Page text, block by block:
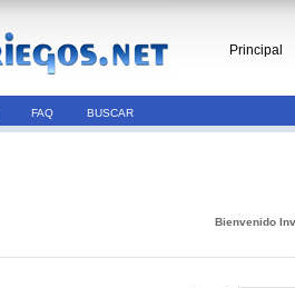
Principal
FAQ BUSCAR
Bienvenido